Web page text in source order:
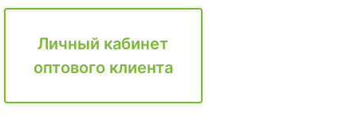
Личный кабинет
оптового клиента